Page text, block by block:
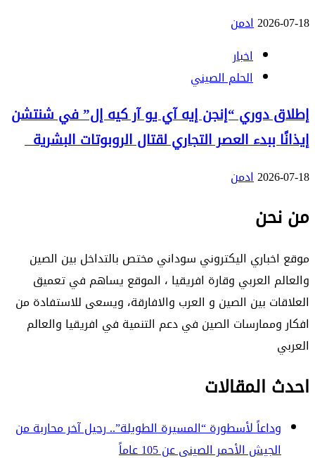
2026-07-18ادمن
اخبار
الحلم الصيني
إطلاق دوري “إنجن إيه آي يو آر كيه إل” في شنتشن
إيذانًا ببدء العصر التجاري لقتال الروبوتات البشرية
2026-07-18ادمن
من نحن
موقع اخباري اليكتروني سوداني مختص بالتداخل بين الصين
والعالم العربي وقارة افريقيا ، الموقع يساهم في تعميق
العلاقات بين الصين و العرب والافارقة، ويسعى للاستفادة من
افكار وممارسات الصين في دعم التنمية في افريقيا والعالم
العربي
احدث المقالات
وداعاً لأسطورة “المسيرة الطويلة”.. رحيل آخر محاربة من
الجيش الأحمر الصيني عن 105 عاماً